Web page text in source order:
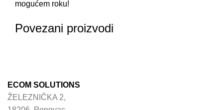
mogućem roku!
Povezani proizvodi
ECOM SOLUTIONS
ŽELEZNIČKA 2,